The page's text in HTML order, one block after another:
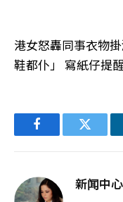
港女怒轟同事衣物
鞋都仆」 寫紙仔提
FacebookTwitter
新闻中心